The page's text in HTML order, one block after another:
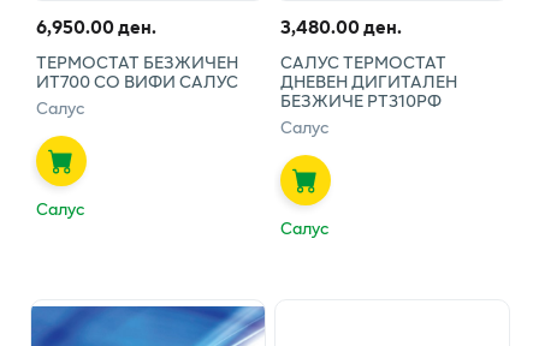
6,950.00 ден.
ТЕРМОСТАТ БЕЗЖИЧЕН
ИТ700 СО ВИФИ САЛУС
Салус
Салус
3,480.00 ден.
САЛУС ТЕРМОСТАТ
ДНЕВЕН ДИГИТАЛЕН
БЕЗЖИЧЕ РТ310РФ
Салус
Салус